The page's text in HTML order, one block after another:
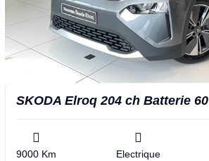
SKODA Elroq 204 ch Batterie 60
9000 Km Electrique